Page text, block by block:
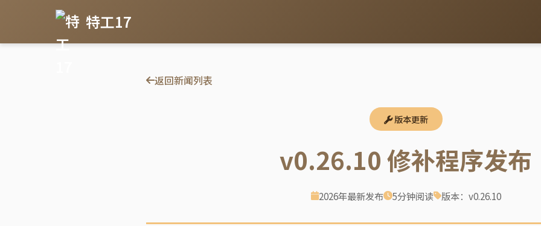
特工17
返回新闻列表
版本更新
v0.26.10 修补程序发布
2026年最新发布 5分钟阅读 版本：v0.26.10